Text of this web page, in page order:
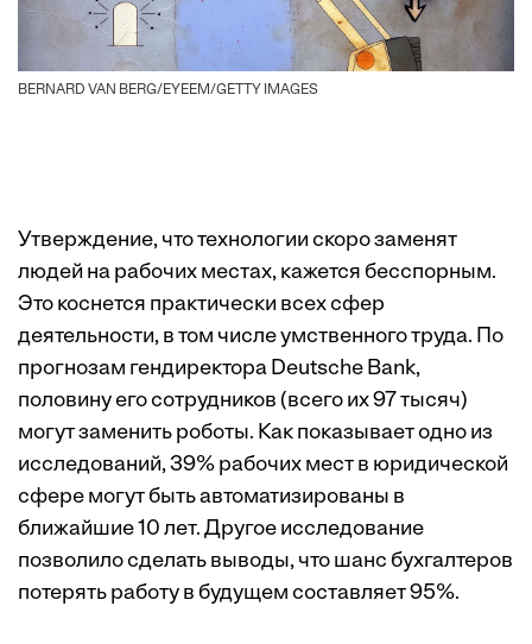
BERNARD VAN BERG/EYEEM/GETTY IMAGES
Утверждение, что технологии скоро заменят
людей на рабочих местах, кажется бесспорным.
Это коснется практически всех сфер
деятельности, в том числе умственного труда. По
прогнозам гендиректора Deutsche Bank,
половину его сотрудников (всего их 97 тысяч)
могут заменить роботы. Как показываетодно из
исследований,39% рабочих мест в юридической
сфере могут быть автоматизированы в
ближайшие 10 лет. Другое исследование
позволило сделать выводы, что шанс бухгалтеров
потерять работу в будущем составляет 95%.